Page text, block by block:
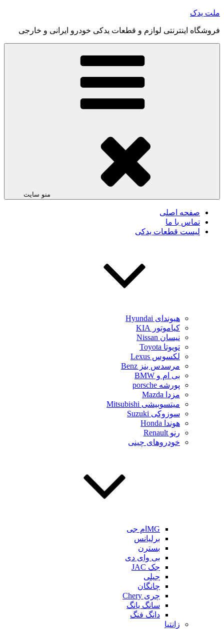
رفتن
محتوا
ملت یدک
فروشگاه اینترنتی لوازم و قطعات یدکی خودرو ایرانی و خارجی
منو سایت
صفحه اصلی
تماس با ما
لیست قطعات یدکی
هیوندای Hyundai
کیاموتور KIA
نیسان Nissan
تویوتا Toyota
لکسوس Lexus
مرسدس بنز Benz
بی ام و BMW
پورشه porsche
مزدا Mazda
میتسوبیشی Mitsubishi
سوزوکی Suzuki
هوندا Honda
رنو Renault
خودروهای چینی
MGام جی
برلیانس
بسترن
بی وای دی
جک JAC
جیلی
چانگان
چری Chery
سانگ یانگ
دانگ فنگ
زانتیا